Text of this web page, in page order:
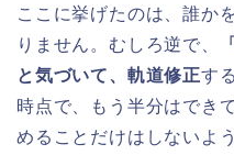
ここに挙げたのは、誰か
りません。むしろ逆で、
と気づいて、軌道修正す
時点で、もう半分はでき
めることだけはしないよ